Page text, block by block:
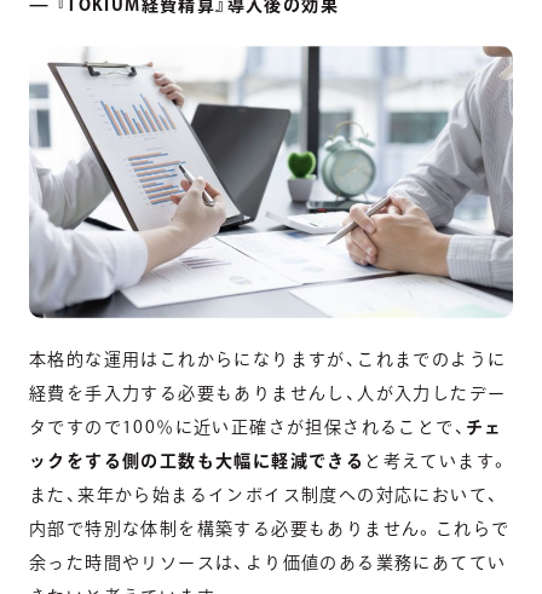
— 『TOKIUM経費精算』導入後の効果
本格的な運用はこれからになりますが、これまでのように
経費を手入力する必要もありませんし、人が入力したデー
タですので100％に近い正確さが担保されることで、 チェ
ックをする側の工数も大幅に軽減できる と考えています。
また、来年から始まるインボイス制度への対応において、
内部で特別な体制を構築する必要もありません。これらで
余った時間やリソースは、より価値のある業務にあててい